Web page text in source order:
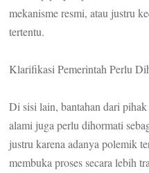
mekanisme resmi, atau justru
tertentu.
Klarifikasi Pemerintah Perlu
Di sisi lain, bantahan dari
alami juga perlu dihormati
justru karena adanya polemik
membuka proses secara lebih